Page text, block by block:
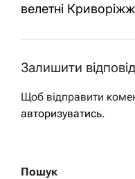
велетні
Залишити
Щоб відправити
авторизуватись.
Пошук